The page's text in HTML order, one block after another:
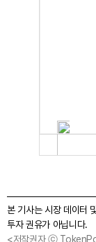
본 기사는 시장 데이터
투자 권유가 아닙니다.
<저작권자 ⓒ